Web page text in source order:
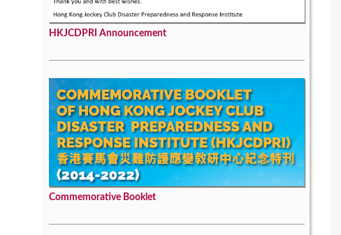
HKJCDPRI Announcement
Commemorative Booklet